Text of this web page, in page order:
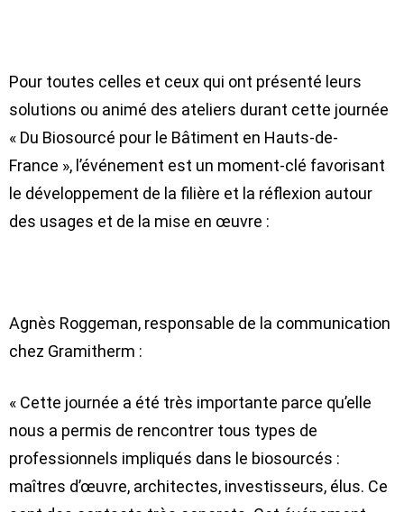
Pour toutes celles et ceux qui ont présenté leurs
solutions ou animé des ateliers durant cette journée
« Du Biosourcé pour le Bâtiment en Hauts-de-
France », l’événement est un moment-clé favorisant
le développement de la filière et la réflexion autour
des usages et de la mise en œuvre :
Agnès Roggeman, responsable de la communication
chez Gramitherm :
« Cette journée a été très importante parce qu’elle
nous a permis de rencontrer tous types de
professionnels impliqués dans le biosourcés :
maîtres d’œuvre, architectes, investisseurs, élus. Ce